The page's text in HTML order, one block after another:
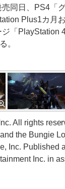
同日、PS4「
Plus1カ月
「PlayStation
。
All rights
the Bungie
Inc. Published
Inc. in